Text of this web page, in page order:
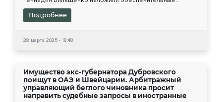
Подробнее
28 марта 2025 - 18:48
Имущество экс-губернатора Дубровского
поищут в ОАЭ и Швейцарии. Арбитражный
управляющий беглого чиновника просит
направить судебные запросы в иностранные